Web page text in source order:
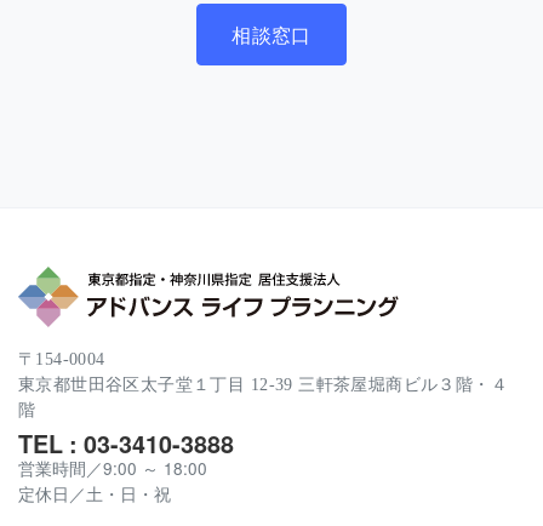
相談窓口
〒154-0004
東京都世田谷区太子堂１丁目 12-39 三軒茶屋堀商ビル３階・４
階
TEL : 03-3410-3888
営業時間／9:00 ～ 18:00
定休日／土・日・祝